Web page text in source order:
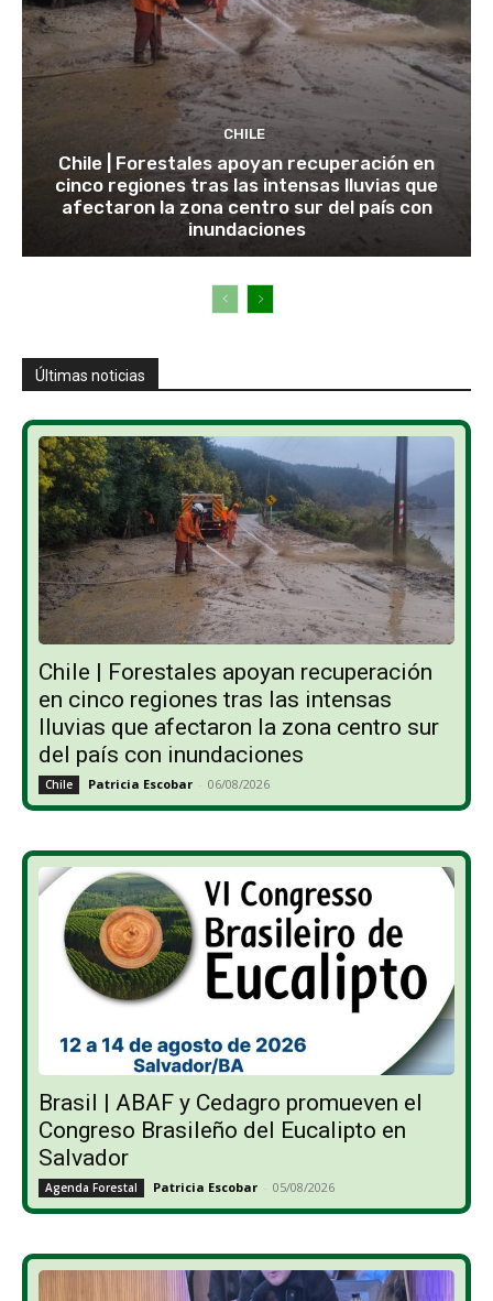
CHILE
Chile | Forestales apoyan recuperación en
cinco regiones tras las intensas lluvias que
afectaron la zona centro sur del país con
inundaciones
Últimas noticias
Chile | Forestales apoyan recuperación
en cinco regiones tras las intensas
lluvias que afectaron la zona centro sur
del país con inundaciones
Chile Patricia Escobar - 06/08/2026
Brasil | ABAF y Cedagro promueven el
Congreso Brasileño del Eucalipto en
Salvador
Agenda Forestal Patricia Escobar - 05/08/2026